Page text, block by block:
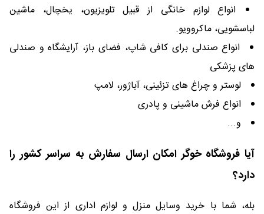
انواع لوازم خانگی از قبیل تلویزیون، یخچال، ماشین
لباسشویی، ماکروویو.
انواع صندلی برای کافی شاپ، فضای باز، آرایشگاه و صندلی
های پزشکی
لوستر و چراغ های تزئینی، آباژور، لامپ
انواع فرش ماشینی و پادری
و...
آیا فروشگاه خوگر امکان ارسال سفارش به سراسر کشور را
دارد؟
بله، شما با خرید وسایل منزل و لوازم اداری از این فروشگاه